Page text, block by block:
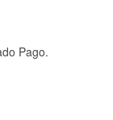
Pago.